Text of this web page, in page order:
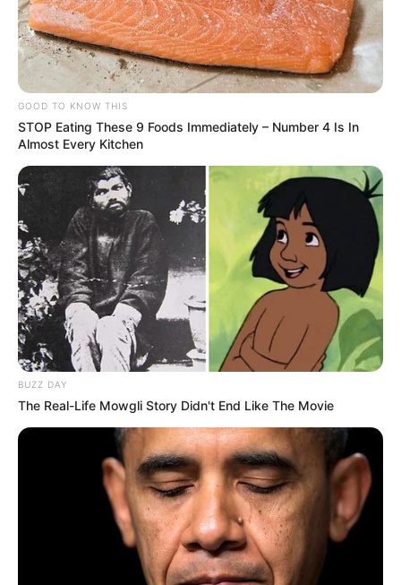
GOOD TO KNOW THIS
STOP Eating These 9 Foods Immediately – Number 4 Is In
Almost Every Kitchen
BUZZ DAY
The Real-Life Mowgli Story Didn't End Like The Movie